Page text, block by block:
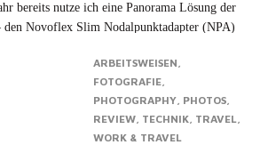
bereits nutze ich eine Panorama Lösung der
Novoflex Slim Nodalpunktadapter (NPA)
zum eher auf kleinere Kamerasysteme
Slim...Click for more
ARBEITSWEISEN
FOTOGRAFIE
PHOTOGRAPHY PHOTOS
REVIEW TECHNIK TRAVEL
WORK & TRAVEL